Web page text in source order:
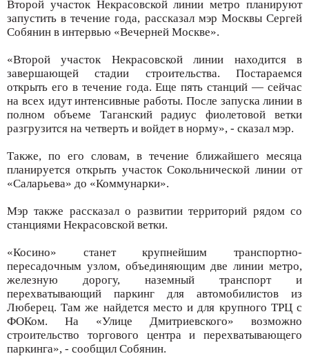
Второй участок Некрасовской линии метро планируют
запустить в течение года, рассказал мэр Москвы Сергей
Собянин в интервью «Вечерней Москве».
«Второй участок Некрасовской линии находится в
завершающей стадии строительства. Постараемся
открыть его в течение года. Еще пять станций — сейчас
на всех идут интенсивные работы. После запуска линии в
полном объеме Таганский радиус фиолетовой ветки
разгрузится на четверть и войдет в норму», - сказал мэр.
Также, по его словам, в течение ближайшего месяца
планируется открыть участок Сокольнической линии от
«Саларьева» до «Коммунарки».
Мэр также рассказал о развитии территорий рядом со
станциями Некрасовской ветки.
«Косино» станет крупнейшим транспортно-
пересадочным узлом, объединяющим две линии метро,
железную дорогу, наземный транспорт и
перехватывающий паркинг для автомобилистов из
Люберец. Там же найдется место и для крупного ТРЦ с
ФОКом. На «Улице Дмитриевского» возможно
строительство торгового центра и перехватывающего
паркинга», - сообщил Собянин.